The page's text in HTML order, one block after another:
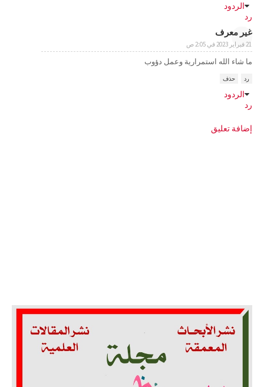
الردود
رد
غير معرف
21 فبراير 2023 في 2:05 ص
ما شاء الله استمرارية وعمل دؤوب
رد حذف
الردود
رد
إضافة تعليق